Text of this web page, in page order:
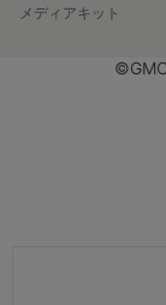
メディアキット